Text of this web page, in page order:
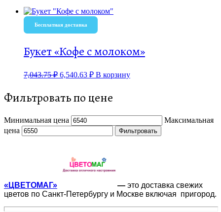
Бесплатная доставка
Букет «Кофе с молоком»
7,043.75₽ 6,540.63 ₽ В корзину
Фильтровать по цене
Минимальная цена
Максимальная
цена
Фильтровать
«ЦВЕТОМАГ» — это доставка свежих
цветов по Санкт-Петербургу и Москве включая пригород.